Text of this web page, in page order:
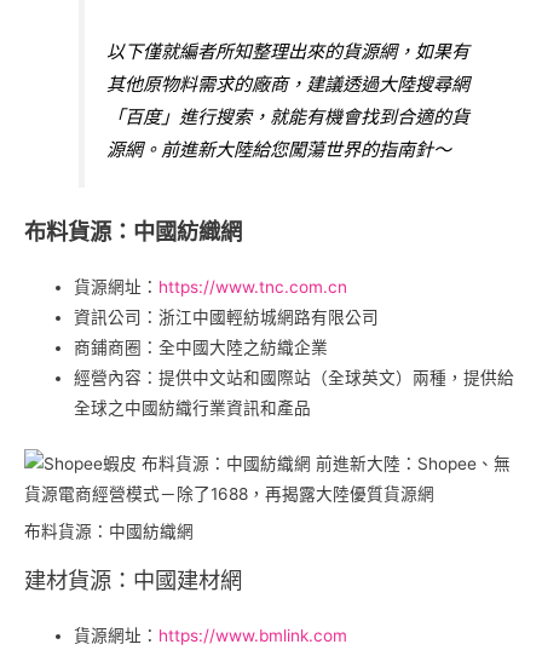
以下僅就編者所知整理出來的貨源網，如果有
其他原物料需求的廠商，建議透過大陸搜尋網
「百度」進行搜索，就能有機會­找到合適的貨
源網。前進新大陸給您闖蕩世界的指南針～
布料貨源：中國紡織網
貨源網址： https://www.tnc.com.cn
資訊公司：浙江中國輕紡城網路有限公司
商鋪商圈：全中國大陸之紡織企業
經營內容：提供中文站和國際站（全球英文）兩種，提供給
全球之中國紡織行業資訊和產品
布料貨源：中國紡織網
建材貨源：中國建材網
貨源網址： https://www.bmlink.com